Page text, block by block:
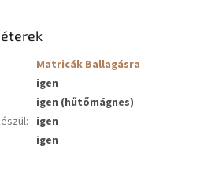
Matricák Ballagásra
igen
igen (hűtőmágnes)
: igen
igen